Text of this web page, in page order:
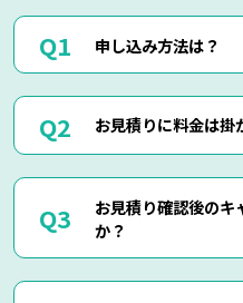
申し込み方法は？
くださいませ。
お電話・メール・LINEにて
ご相談の際にご依頼作業の
して頂けましたら簡易お見
お客様に分かりやすくご説
お見積りに料金は掛
りますのでご安心してご相
現地にて現物を確認しない
もございますので、お電話
は、簡易お見積りを出させ
お見積り確認後のキ
か？